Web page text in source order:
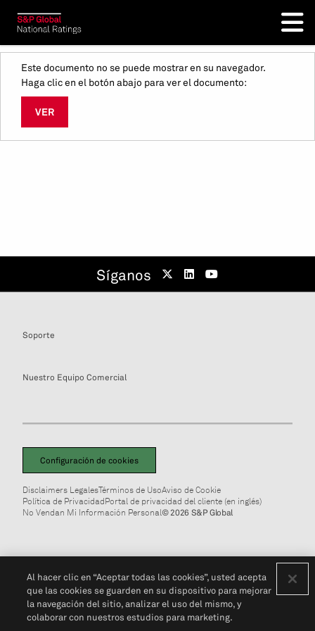
Este documento no se puede mostrar en su navegador.
Haga clic en el botón abajo para ver el documento:
VER
Síganos
Soporte
Nuestro Equipo Comercial
Configuración de cookies
Disclaimers LegalesTérminos de UsoAviso de Cookie
Política de PrivacidadPortal de privacidad del cliente (en inglés)
No Vendan Mi Información Personal© 2026 S&P Global
Al hacer clic en “Aceptar todas las cookies”, usted acepta
que las cookies se guarden en su dispositivo para mejorar
la navegación del sitio, analizar el uso del mismo, y
colaborar con nuestros estudios para marketing.